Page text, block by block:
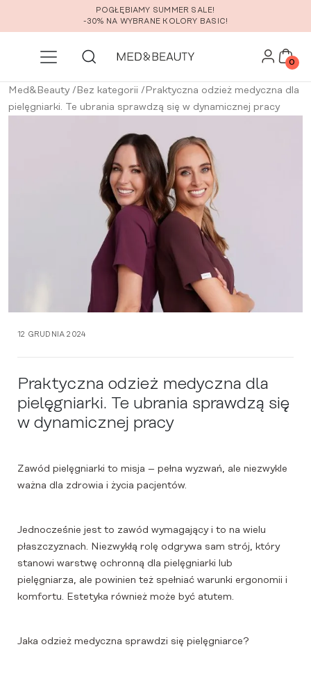
Przejdź do głównej zawartości
POGŁĘBIAMY SUMMER SALE!
-30% NA WYBRANE KOLORY BASIC!
0
Med&Beauty/ Bez kategorii / Praktyczna odzież medyczna dla
pielęgniarki. Te ubrania sprawdzą się w dynamicznej pracy
12 GRUDNIA 2024
Praktyczna odzież medyczna dla
pielęgniarki. Te ubrania sprawdzą się
w dynamicznej pracy
Zawód pielęgniarki to misja – pełna wyzwań, ale niezwykle
ważna dla zdrowia i życia pacjentów.
Jednocześnie jest to zawód wymagający i to na wielu
płaszczyznach. Niezwykłą rolę odgrywa sam strój, który
stanowi warstwę ochronną dla pielęgniarki lub
pielęgniarza, ale powinien też spełniać warunki ergonomii i
komfortu. Estetyka również może być atutem.
Jaka odzież medyczna sprawdzi się pielęgniarce?